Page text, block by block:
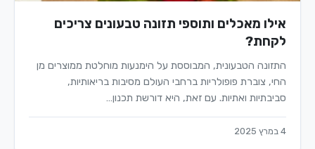
אילו מאכלים ותוספי תזונה טבעונים צריכים
לקחת?
התזונה הטבעונית, המבוססת על הימנעות מוחלטת ממוצרים מן
החי, צוברת פופולריות ברחבי העולם מסיבות בריאותיות,
סביבתיות ואתיות. עם זאת, היא דורשת תכנון…
4 במרץ 2025